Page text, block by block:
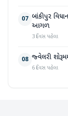
07 બાંકીપુર
આગળ
3 દિવસ પહેલા
08 જ્વેલરી
6 દિવસ પહેલા